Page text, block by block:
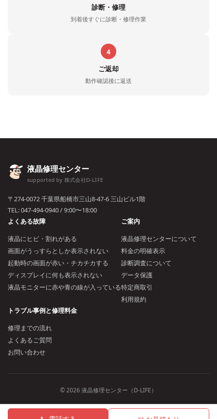
診断・修理
到着後すぐに診断・修理作業
4
ご返却
動作確認後に返送
液晶修理センター
supported by 株式会社D-LIFE
〒274-0072 千葉県船橋市三山8-47-6 三山ビル1階
TEL:047-494-0940/ 9:00〜18:00
よくある故障
液晶にヒビ・割れがある
画面がうっすらとしか表示されない
起動時の画面が赤い・チカチカする
ディスプレイに何も表示されない
液晶モニターに赤や青の線が入っている
ご案内
液晶修理センターについて
料金の明確表示
診断調査について
データ保護
特定商取引
利用規約
トラブル事例と修理料金
修理までの流れ
よくあるご質問
お問い合わせ
© 2026 液晶修理センター（D-LIFE）